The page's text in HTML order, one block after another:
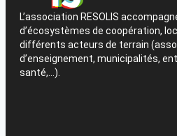
L’association RESOLIS
d’écosystèmes de coopération,
différents acteurs de terrain
d’enseignement, municipalités,
santé,…).